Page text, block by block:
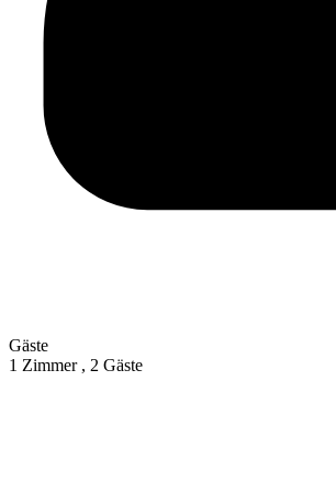
Gäste
1 Zimmer , 2 Gäste